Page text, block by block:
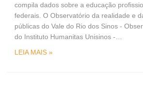
compila dados sobre a educação
federais. O Observatório da realidade e
públicas do Vale do Rio dos Sinos -
do Instituto Humanitas Unisinos -…
LEIA MAIS »